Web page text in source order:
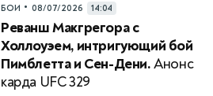
БОИ • 08/07/2026 14:04
Реванш Макгрегора с
Холлоуэем, интригующий бой
Пимблетта и Сен-Дени.Анонс
карда UFC 329